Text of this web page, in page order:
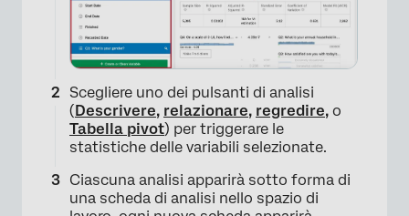
Scegliere uno dei pulsanti di analisi
( Descrivere, relazionare, regredire, o
Tabella pivot) per triggerare le
statistiche delle variabili selezionate.
Ciascuna analisi apparirà sotto forma di
una scheda di analisi nello spazio di